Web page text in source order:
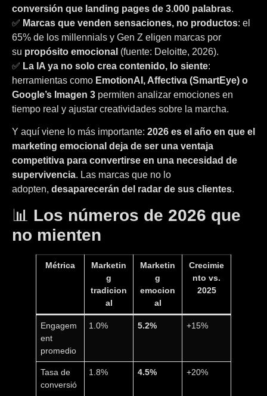
conversión que landing pages de 3.000 palabras.
✅ Marcas que venden sensaciones, no productos: el
65% de los millennials y Gen Z eligen marcas por
su propósito emocional (fuente: Deloitte, 2026).
✅ La IA ya no solo crea contenido, lo siente:
herramientas como EmotionAI, Affectiva (SmartEye) o
Google’s Imagen 3 permiten analizar emociones en
tiempo real y ajustar creatividades sobre la marcha.
Y aquí viene lo más importante: 2026 es el año en que el
marketing emocional deja de ser una ventaja
competitiva para convertirse en una necesidad de
supervivencia. Las marcas que no lo
adopten, desaparecerán del radar de sus clientes.
📊 Los números de 2026 que
no mienten
Métrica
Marketin
g
tradicion
al
Marketin
g
emocion
al
Crecimie
nto vs.
2025
Engagem
ent
promedio
1.0% 5.2% +15%
Tasa de
conversió
1.8% 4.5% +20%